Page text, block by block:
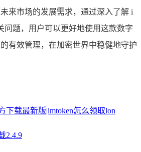
来市场的发展需求，通过深入了解 i
问题，用户可以更好地使用这款数字
有效管理，在加密世界中稳健地守护
下载最新版|imtoken怎么领取lon
2.4.9